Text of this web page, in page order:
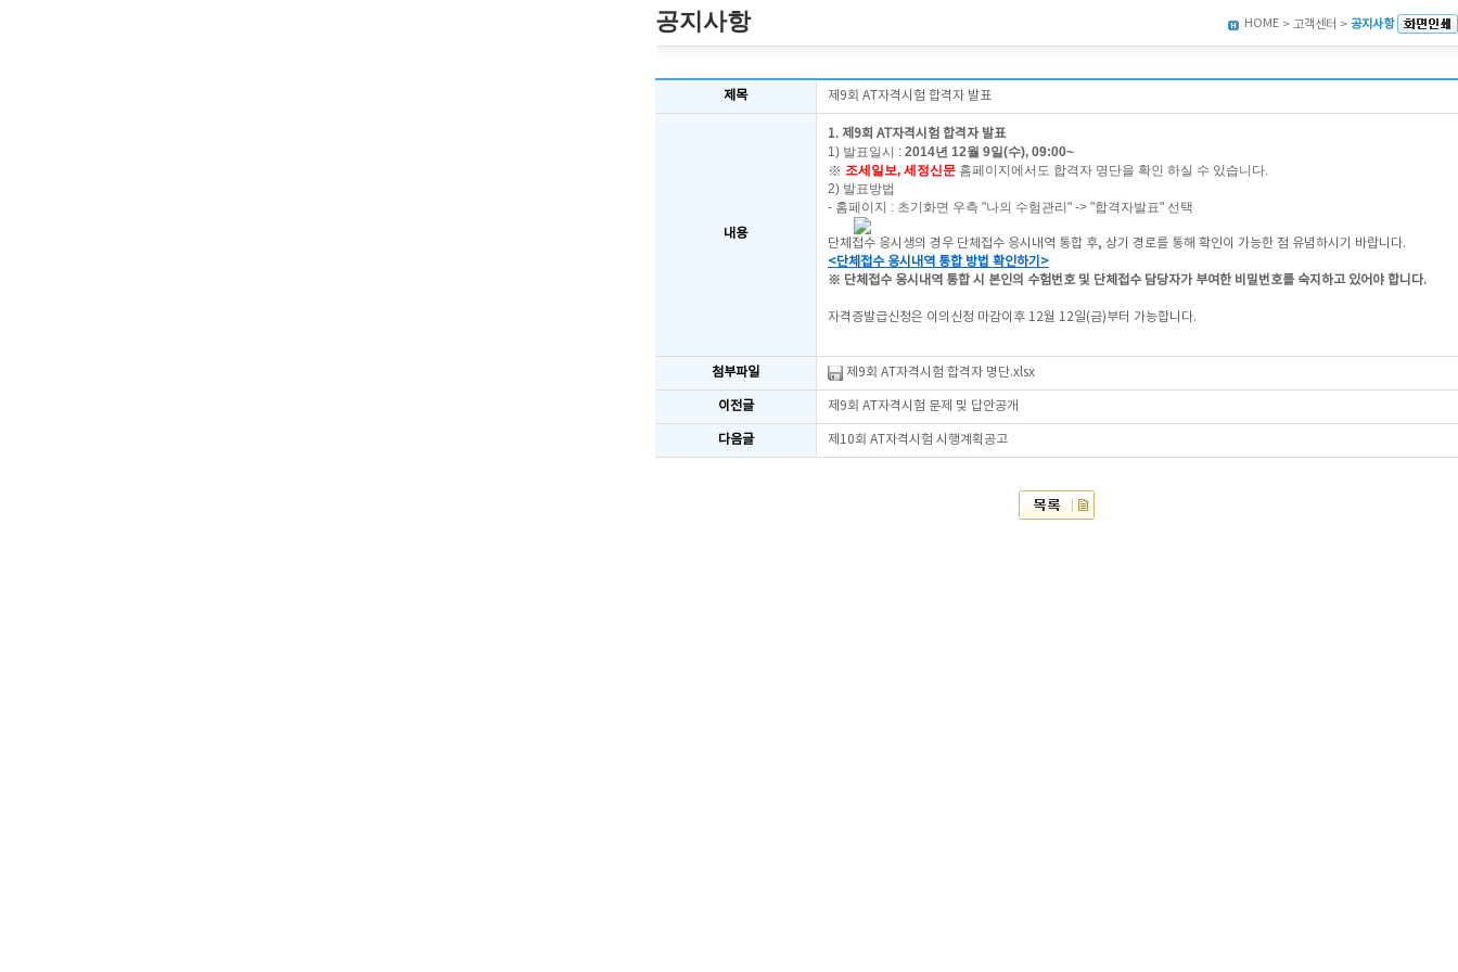
공지사항 HOME > 고객센터 > 공지사항
제목 제9회 AT자격시험 합격자 발표
내용
1. 제9회 AT자격시험 합격자 발표
1) 발표일시 : 2014년 12월 9일(수), 09:00~
※ 조세일보, 세정신문 홈페이지에서도 합격자 명단을 확인 하실 수 있습니다.
2) 발표방법
- 홈페이지 : 초기화면 우측 "나의 수험관리" -> "합격자발표" 선택
단체접수 응시생의 경우 단체접수 응시내역 통합 후, 상기 경로를 통해 확인이 가능한 점 유념하시기 바랍니다.
<단체접수 응시내역 통합 방법 확인하기>
※ 단체접수 응시내역 통합 시 본인의 수험번호 및 단체접수 담당자가 부여한 비밀번호를 숙지하고 있어야 합니다.
자격증발급신청은 이의신청 마감이후 12월 12일(금)부터 가능합니다.
첨부파일 제9회 AT자격시험 합격자 명단.xlsx
이전글 제9회 AT자격시험 문제 및 답안공개
다음글 제10회 AT자격시험 시행계획공고